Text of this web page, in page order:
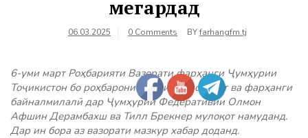
мегардад
06.03.2025 0 Comments BYfarhangfm.tj
6-уми март Роҳбарияти Вазорати фарҳанги Ҷумҳурии
Тоҷикистон бо роҳбарони Ташкилоти санъат ва фарҳанги
байналмилалӣ дар Ҷумҳурии Федеративии Олмон
Афшин Дерамбахш ва Тилл Брекнер мулоқот намуданд.
Дар ин бора аз вазорати мазкур хабар доданд.